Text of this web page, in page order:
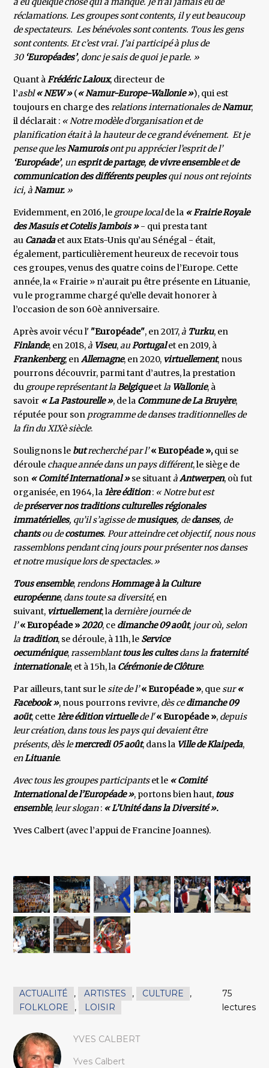
réclamations. Les groupes sont contents, il y eut beaucoup
de spectateurs. Les bénévoles sont contents. Tous les gens
sont contents. Et c’est vrai. J’ai participé à plus de
30 ‘Européades’, donc je sais de quoi je parle. »
Quant àFrédéric Laloux, directeur de
l’asbl« NEW »(« Namur-Europe-Wallonie »), qui est
toujours en charge desrelations internationales deNamur,
il déclarait : « Notre modèle d’organisation et de
planification était à la hauteur de ce grand événement. Et je
pense que lesNamuroisont pu apprécier l’esprit de l’
‘Européade’, unesprit de partage, de vivre ensembleetde
communication des différents peuplesqui nous ont rejoints
ici, àNamur. »
Evidemment, en 2016, le groupe localde la « Frairie Royale
des Masuis et Cotelis Jambois »- qui presta tant
au Canadaet aux Etats-Unis qu’au Sénégal - était,
également, particulièrement heureux de recevoir tous
ces groupes, venus des quatre coins de l’Europe. Cette
année, la « Frairie » n’aurait pu être présente en Lituanie,
vu le programme chargé qu’elle devait honorer à
l’occasion de son 60è anniversaire.
Après avoir vécu l' "Européade", en 2017,à Turku, en
Finlande, en 2018,à Viseu,auPortugalet en 2019, à
Frankenberg, enAllemagne, en 2020, virtuellement, nous
pourrons découvrir, parmi tant d’autres, la prestation
du groupe représentant laBelgiqueetla Wallonie, à
savoir « La Pastourelle », de la Commune de La Bruyère,
réputée pour son programme de danses traditionnelles de
la fin du XIXè siècle.
Soulignons le butrecherché par l’« Européade »,qui se
déroule chaque année dans un pays différent, le siège de
son « Comité International »se situantàAntwerpen, où fut
organisée, en 1964, la 1ère édition: « Notre but est
depréserver nos traditions culturelles régionales
immatérielles, qu’il s’agisse demusiques, dedanses, de
chantsou decostumes. Pour atteindre cet objectif, nous nous
rassemblons pendant cinq jours pour présenter nos danses
et notre musique lors de spectacles.»
Tous ensemble,rendonsHommage à la Culture
européenne, dans toute sa diversité, en
suivant, virtuellement, la dernière journée de
l’« Européade »2020, ce dimanche 09 août, jour où, selon
la tradition, se déroule, à 11h, le Service
oecuménique,rassemblanttous les cultesdans lafraternité
internationale, et à 15h, la Cérémonie de Clôture.
Par ailleurs, tant sur lesite de l’« Européade », quesur«
Facebook », nous pourrons revivre, dès cedimanche 09
aoüt, cette 1ère édition virtuellede l'« Européade », depuis
leur création, dans tous les pays qui devaient être
présents, dès lemercredi 05 août, dans la Ville de Klaipeda,
enLituanie.
Avec tous les groupes participantset le « Comité
International de l’Européade », portons bien haut, tous
ensemble,leur slogan: « L’Unité dans la Diversité ».
Yves Calbert (avec l’appui de Francine Joannes).
ACTUALITÉ , ARTISTES , CULTURE
,
FOLKLORE
, LOISIR
75
lectures
YVES CALBERT
Yves Calbert